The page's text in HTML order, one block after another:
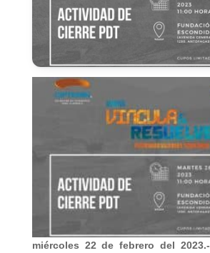
miércoles 22 de febrero del 2023.-